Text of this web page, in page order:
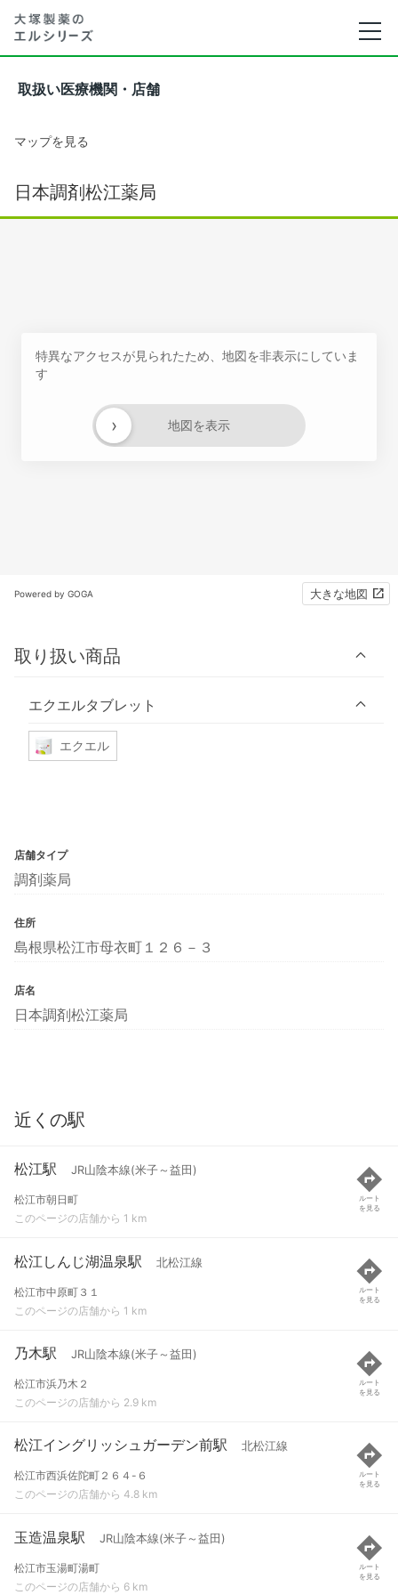
取扱い医療機関・店舗
マップを見る
日本調剤松江薬局
特異なアクセスが見られたため、地図を非表示にしていま
す
地図を表示
›
Powered by GOGA 大きな地図
取り扱い商品
エクエルタブレット
エクエル
店舗タイプ
調剤薬局
住所
島根県松江市母衣町１２６－３
店名
日本調剤松江薬局
近くの駅
松江駅 JR山陰本線(米子～益田)
松江市朝日町
このページの店舗から 1 km
ルート
を見る
松江しんじ湖温泉駅 北松江線
松江市中原町３１
このページの店舗から 1 km
ルート
を見る
乃木駅 JR山陰本線(米子～益田)
松江市浜乃木２
このページの店舗から 2.9 km
ルート
を見る
松江イングリッシュガーデン前駅 北松江線
松江市西浜佐陀町２６４-６
このページの店舗から 4.8 km
ルート
を見る
玉造温泉駅 JR山陰本線(米子～益田)
松江市玉湯町湯町
このページの店舗から 6 km
ルート
を見る